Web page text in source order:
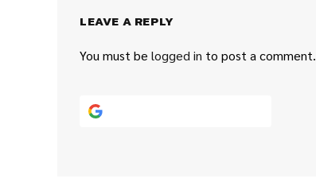
LEAVE A REPLY
You must be logged in to post a comment.